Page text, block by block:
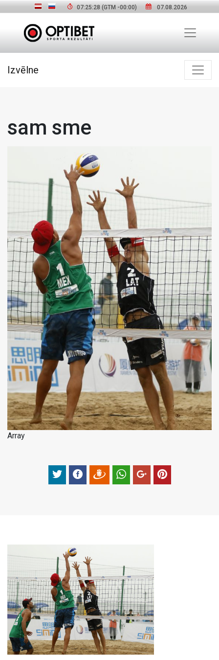
07:25:29 (GTM -00:00) 07.08.2026
Izvēlne
sam sme
Array